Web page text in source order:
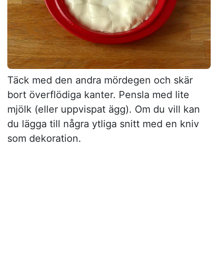
Täck med den andra mördegen och skär
bort överflödiga kanter. Pensla med lite
mjölk (eller uppvispat ägg). Om du vill kan
du lägga till några ytliga snitt med en kniv
som dekoration.